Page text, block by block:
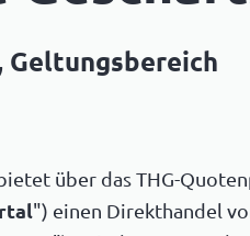
Geltungsbereich
über das THG-
") einen Direkthandel